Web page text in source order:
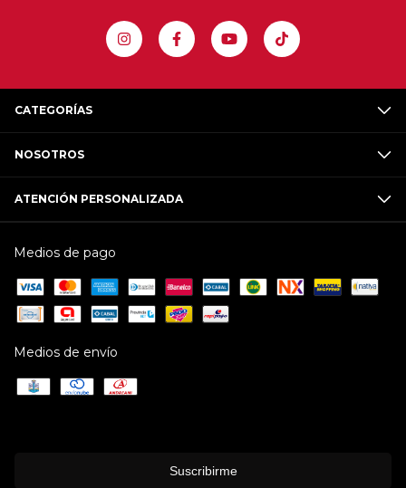
CATEGORÍAS
NOSOTROS
ATENCIÓN PERSONALIZADA
Medios de pago
Medios de envío
Suscribirme